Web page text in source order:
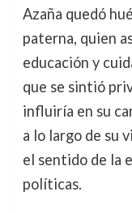
Azaña quedó
paterna, quien
educación y
que se sintió
influiría en su
a lo largo de su
el sentido de la
políticas.